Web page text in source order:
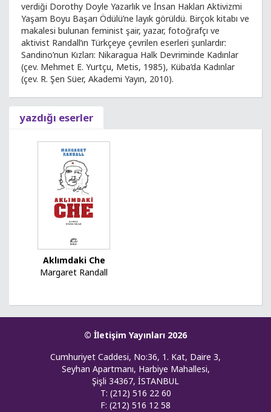
verdiği Dorothy Doyle Yazarlık ve İnsan Hakları Aktivizmi
Yaşam Boyu Başarı Ödülü’ne layık görüldü. Birçok kitabı ve
makalesi bulunan feminist şair, yazar, fotoğrafçı ve
aktivist Randall’ın Türkçeye çevrilen eserleri şunlardır:
Sandino’nun Kızları: Nikaragua Halk Devriminde Kadınlar
(çev. Mehmet E. Yurtçu, Metis, 1985), Küba’da Kadınlar
(çev. R. Şen Süer, Akademi Yayın, 2010).
yazdığı eserler
Aklımdaki Che
Margaret Randall
© İletişim Yayınları 2026
Cumhuriyet Caddesi, No:36, 1. Kat, Daire 3,
Seyhan Apartmanı, Harbiye Mahallesi,
Şişli 34367, İSTANBUL
T: (212) 516 22 60
F: (212) 516 12 58